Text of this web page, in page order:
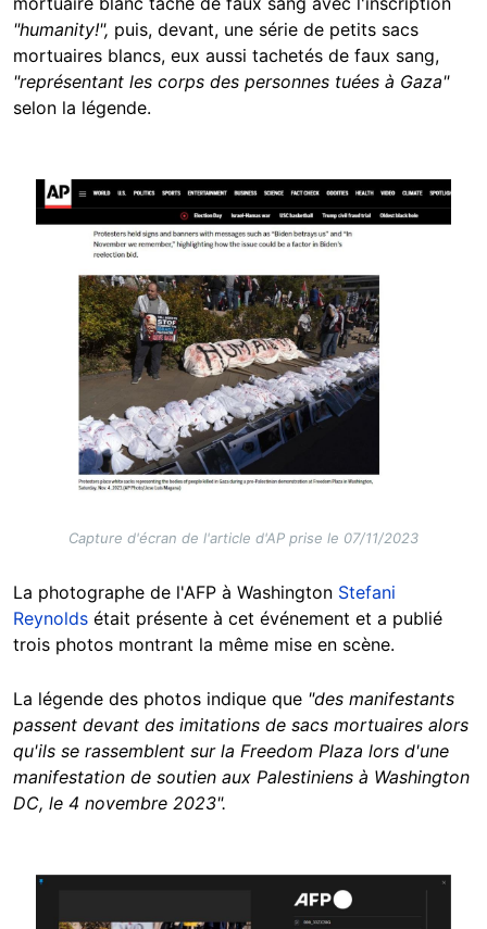
"humanity!", puis, devant, une série de petits sacs
mortuaires blancs, eux aussi tachetés de faux sang,
"représentant les corps des personnes tuées à Gaza"
selon la légende.
Image
Capture d'écran de l'article d'AP prise le 07/11/2023
La photographe de l'AFP à Washington Stefani
Reynolds était présente à cet événement et a publié
trois photos montrant la même mise en scène.
La légende des photos indique que "des manifestants
passent devant des imitations de sacs mortuaires alors
qu'ils se rassemblent sur la Freedom Plaza lors d'une
manifestation de soutien aux Palestiniens à Washington
DC, le 4 novembre 2023".
Image